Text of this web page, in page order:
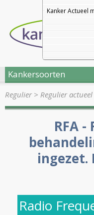
Kanker Actueel
Kankersoorten
Regulier> Regulier
RFA
ingezet.
Radio